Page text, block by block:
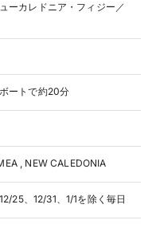
ーカレドニア・フィジー／
ートで約20分
, NEW CALEDONIA
25、12/31、1/1を除く毎日